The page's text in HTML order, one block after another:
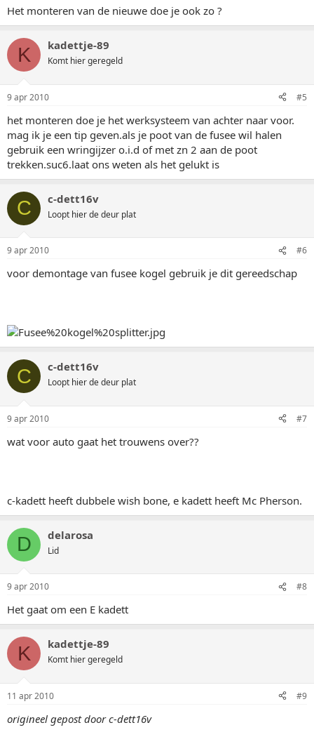
Het monteren van de nieuwe doe je ook zo ?
K kadettje-89
Komt hier geregeld
9 apr 2010 #5
het monteren doe je het werksysteem van achter naar voor.
mag ik je een tip geven.als je poot van de fusee wil halen
gebruik een wringijzer o.i.d of met zn 2 aan de poot
trekken.suc6.laat ons weten als het gelukt is
C c-dett16v
Loopt hier de deur plat
9 apr 2010 #6
voor demontage van fusee kogel gebruik je dit gereedschap
C c-dett16v
Loopt hier de deur plat
9 apr 2010 #7
wat voor auto gaat het trouwens over??
c-kadett heeft dubbele wish bone, e kadett heeft Mc Pherson.
D delarosa
Lid
9 apr 2010 #8
Het gaat om een E kadett
K kadettje-89
Komt hier geregeld
11 apr 2010 #9
origineel gepost door c-dett16v